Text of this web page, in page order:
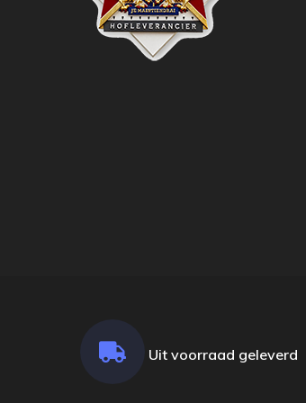
Uit voorraad geleverd